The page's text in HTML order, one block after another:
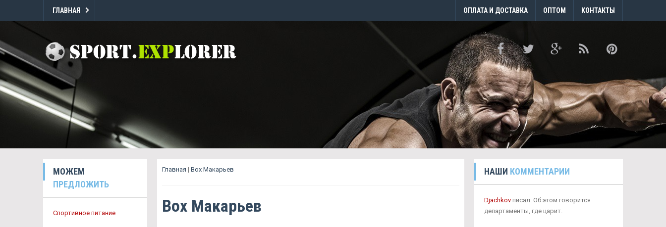
ГЛАВНАЯ ОПЛАТА И ДОСТАВКА ОПТОМ КОНТАКТЫ
МОЖЕМ
ПРЕДЛОЖИТЬ
Спортивное питание
Главная | Box Макарьев
Box Макарьев
НАШИ КОММЕНТАРИИ
Djachkovписал: Об этом говорится
департаменты, где царит.